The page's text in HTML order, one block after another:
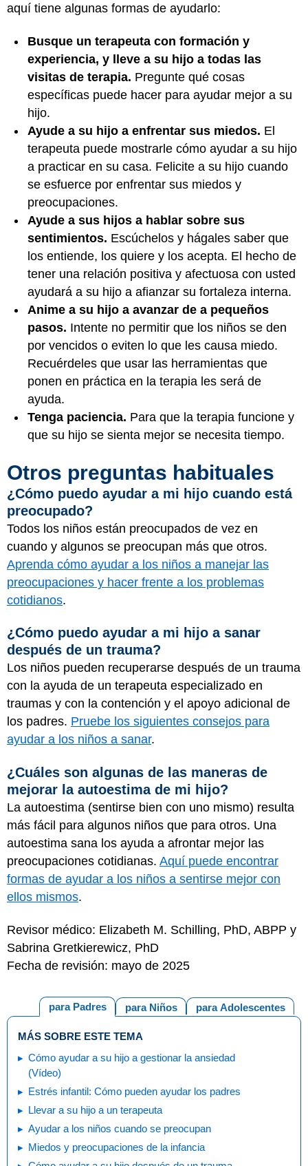
aquí tiene algunas formas de ayudarlo:
Busque un terapeuta con formación y
experiencia, y lleve a su hijo a todas las
visitas de terapia. Pregunte qué cosas
específicas puede hacer para ayudar mejor a su
hijo.
Ayude a su hijo a enfrentar sus miedos. El
terapeuta puede mostrarle cómo ayudar a su hijo
a practicar en su casa. Felicite a su hijo cuando
se esfuerce por enfrentar sus miedos y
preocupaciones.
Ayude a sus hijos a hablar sobre sus
sentimientos. Escúchelos y hágales saber que
los entiende, los quiere y los acepta. El hecho de
tener una relación positiva y afectuosa con usted
ayudará a su hijo a afianzar su fortaleza interna.
Anime a su hijo a avanzar de a pequeños
pasos. Intente no permitir que los niños se den
por vencidos o eviten lo que les causa miedo.
Recuérdeles que usar las herramientas que
ponen en práctica en la terapia les será de
ayuda.
Tenga paciencia. Para que la terapia funcione y
que su hijo se sienta mejor se necesita tiempo.
Otros preguntas habituales
¿Cómo puedo ayudar a mi hijo cuando está
preocupado?
Todos los niños están preocupados de vez en
cuando y algunos se preocupan más que otros.
Aprenda cómo ayudar a los niños a manejar las
preocupaciones y hacer frente a los problemas
cotidianos.
¿Cómo puedo ayudar a mi hijo a sanar
después de un trauma?
Los niños pueden recuperarse después de un trauma
con la ayuda de un terapeuta especializado en
traumas y con la contención y el apoyo adicional de
los padres. Pruebe los siguientes consejos para
ayudar a los niños a sanar.
¿Cuáles son algunas de las maneras de
mejorar la autoestima de mi hijo?
La autoestima (sentirse bien con uno mismo) resulta
más fácil para algunos niños que para otros. Una
autoestima sana los ayuda a afrontar mejor las
preocupaciones cotidianas. Aquí puede encontrar
formas de ayudar a los niños a sentirse mejor con
ellos mismos.
Revisor médico: Elizabeth M. Schilling, PhD, ABPP y
Sabrina Gretkierewicz, PhD
Fecha de revisión: mayo de 2025
para Adolescentes
para Niños
para Padres
MÁS SOBRE ESTE TEMA
Cómo ayudar a su hijo a gestionar la ansiedad
(Vídeo)
Estrés infantil: Cómo pueden ayudar los padres
Llevar a su hijo a un terapeuta
Ayudar a los niños cuando se preocupan
Miedos y preocupaciones de la infancia